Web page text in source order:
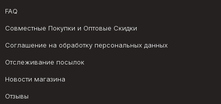
FAQ
Совместные Покупки и Оптовые Скидки
Соглашение на обработку персональных данных
Отслеживание посылок
Новости магазина
Отзывы